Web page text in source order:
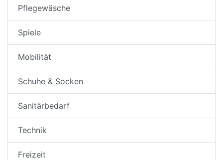
Pflegewäsche
Spiele
Mobilität
Schuhe & Socken
Sanitärbedarf
Technik
Freizeit